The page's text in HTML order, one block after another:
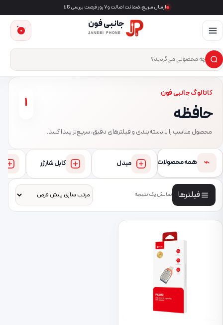
ارسال سریع، ضمانت اصالت و ۷ روز فرصت بررسی کالا
جانبی فون
JANEBI PHONE
جست‌وجوی محصول
×
0
کاتالوگ جانبی فون
حافظه
محصول مناسب را با دسته‌بندی و فیلترهای دقیق، سریع‌تر پیدا کنید.
1
⌁ همه محصولات مبدل کابل شارژر
فیلترها نمایش یک نتیجه